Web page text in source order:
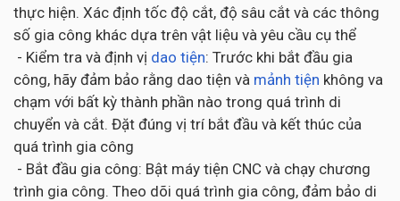
thực hiện. Xác định tốc độ cắt, độ sâu cắt và các thông
số gia công khác dựa trên vật liệu và yêu cầu cụ thể
- Kiểm tra và định vị dao tiện: Trước khi bắt đầu gia
công, hãy đảm bảo rằng dao tiện và mảnh tiện không va
chạm với bất kỳ thành phần nào trong quá trình di
chuyển và cắt. Đặt đúng vị trí bắt đầu và kết thúc của
quá trình gia công
- Bắt đầu gia công: Bật máy tiện CNC và chạy chương
trình gia công. Theo dõi quá trình gia công, đảm bảo di